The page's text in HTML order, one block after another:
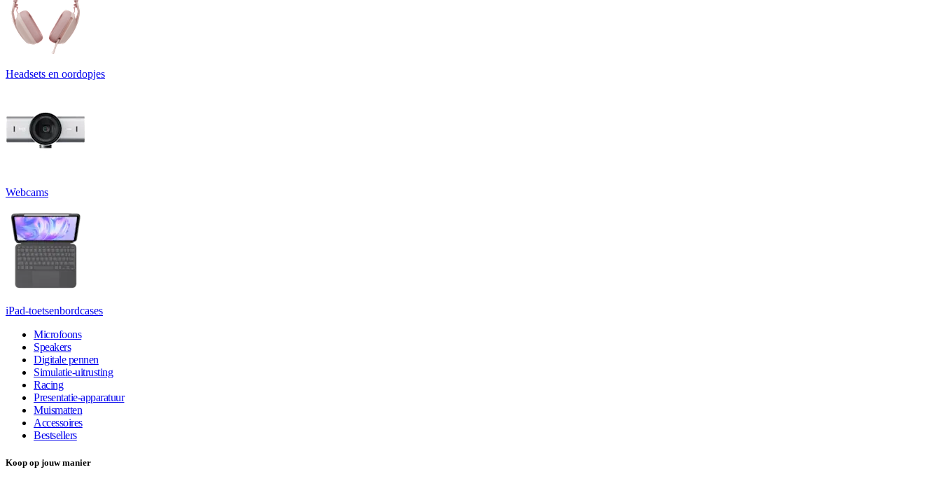
Headsets en oordopjes
Webcams
iPad-toetsenbordcases
Microfoons
Speakers
Digitale pennen
Simulatie-uitrusting
Racing
Presentatie-apparatuur
Muismatten
Accessoires
Bestsellers
Koop op jouw manier